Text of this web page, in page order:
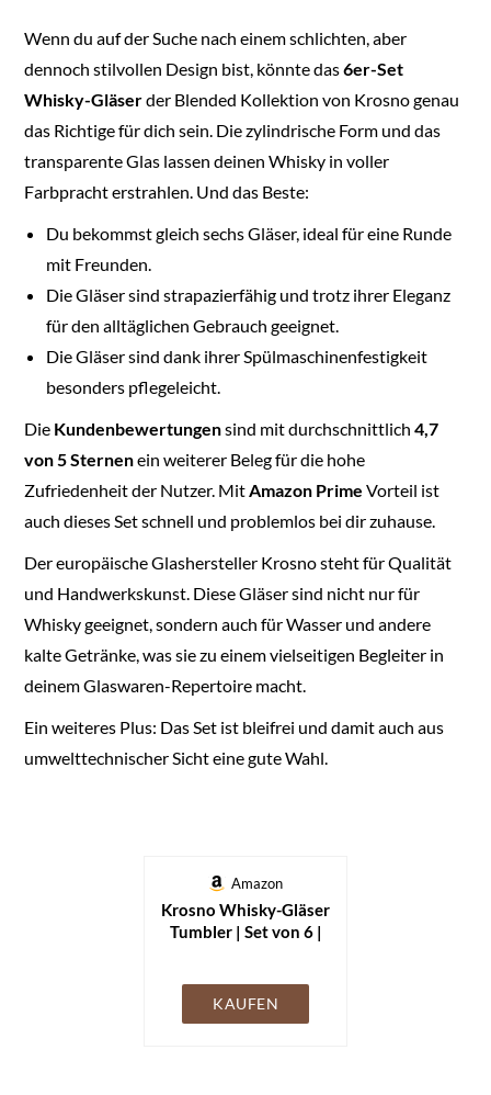
Wenn du auf der Suche nach einem schlichten, aber
dennoch stilvollen Design bist, könnte das6er-Set
Whisky-Gläserder Blended Kollektion von Krosno genau
das Richtige für dich sein. Die zylindrische Form und das
transparente Glas lassen deinen Whisky in voller
Farbpracht erstrahlen. Und das Beste:
Du bekommst gleich sechs Gläser, ideal für eine Runde
mit Freunden.
Die Gläser sind strapazierfähig und trotz ihrer Eleganz
für den alltäglichen Gebrauch geeignet.
Die Gläser sind dank ihrer Spülmaschinenfestigkeit
besonders pflegeleicht.
Die Kundenbewertungensind mit durchschnittlich4,7
von 5 Sternenein weiterer Beleg für die hohe
Zufriedenheit der Nutzer. Mit Amazon Prime Vorteil ist
auch dieses Set schnell und problemlos bei dir zuhause.
Der europäische Glashersteller Krosno steht für Qualität
und Handwerkskunst. Diese Gläser sind nicht nur für
Whisky geeignet, sondern auch für Wasser und andere
kalte Getränke, was sie zu einem vielseitigen Begleiter in
deinem Glaswaren-Repertoire macht.
Ein weiteres Plus: Das Set ist bleifrei und damit auch aus
umwelttechnischer Sicht eine gute Wahl.
Amazon
Krosno Whisky-Gläser
Tumbler | Set von 6 |
für Zuhause,
Restaurants und
KAUFEN